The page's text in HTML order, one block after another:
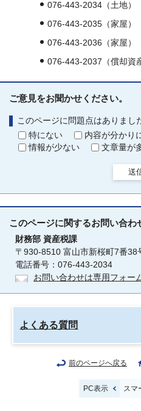
076-443-2034（土地）
076-443-2035（家屋）
076-443-2036（家屋）
076-443-2037（償却資
ご意見をお聞かせください。
このページに問題点はありまし
特にない
内容が分かり
情報が少ない
文章量が
送
このページに関するお問い合わ
財務部 資産税課
〒930-8510 富山市新桜町7番38
電話番号：076-443-2034
お問い合わせは専用フォー
よくある質問
前のページへ戻る
PC表示 スマ